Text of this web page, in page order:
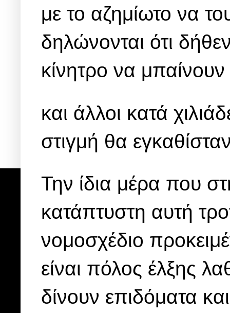
με το αζημίωτο να
δηλώνονται ότι
κίνητρο να μπαίνουν
και άλλοι κατά
στιγμή θα
Την ίδια μέρα που
κατάπτυστη αυτή
νομοσχέδιο
είναι πόλος έλξης
δίνουν επιδόματα